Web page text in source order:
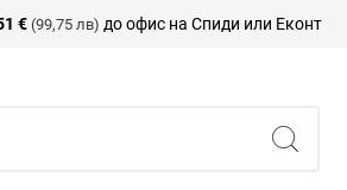
€(99,75 лв) до офис на Спиди или Еконт